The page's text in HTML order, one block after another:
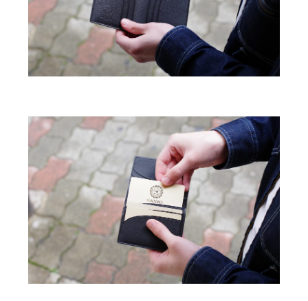
2022年4月 [3]
2022年3月 [3]
2022年2月 [2]
2020年8月 [1]
2019年11月 [2]
2019年10月 [1]
2019年3月 [1]
2018年5月 [1]